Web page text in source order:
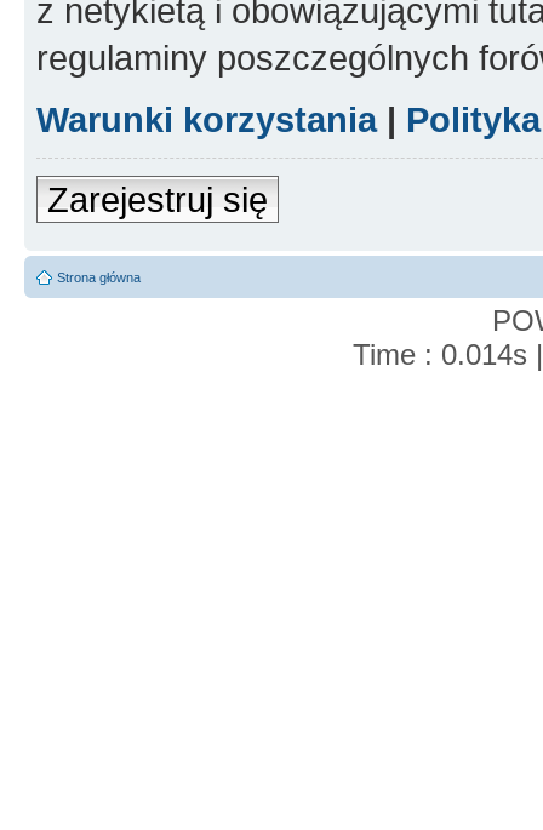
z netykietą i obowiązującymi
regulaminy poszczególnych
Warunki korzystania|
Zarejestruj się
Strona główna
Time : 0.014s